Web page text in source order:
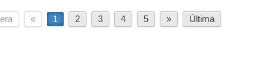
« 1 2 3 4 5 » Última